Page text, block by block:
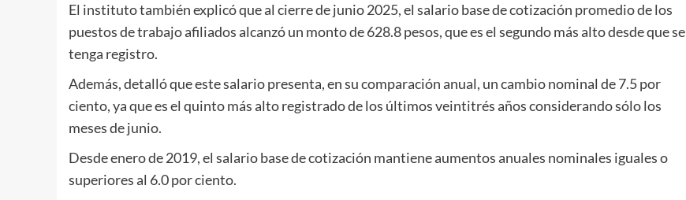
El instituto también explicó que al cierre de junio 2025, el salario base de cotización promedio de los
puestos de trabajo afiliados alcanzó un monto de 628.8 pesos, que es el segundo más alto desde que se
tenga registro.
Además, detalló que este salario presenta, en su comparación anual, un cambio nominal de 7.5 por
ciento, ya que es el quinto más alto registrado de los últimos veintitrés años considerando sólo los
meses de junio.
Desde enero de 2019, el salario base de cotización mantiene aumentos anuales nominales iguales o
superiores al 6.0 por ciento.